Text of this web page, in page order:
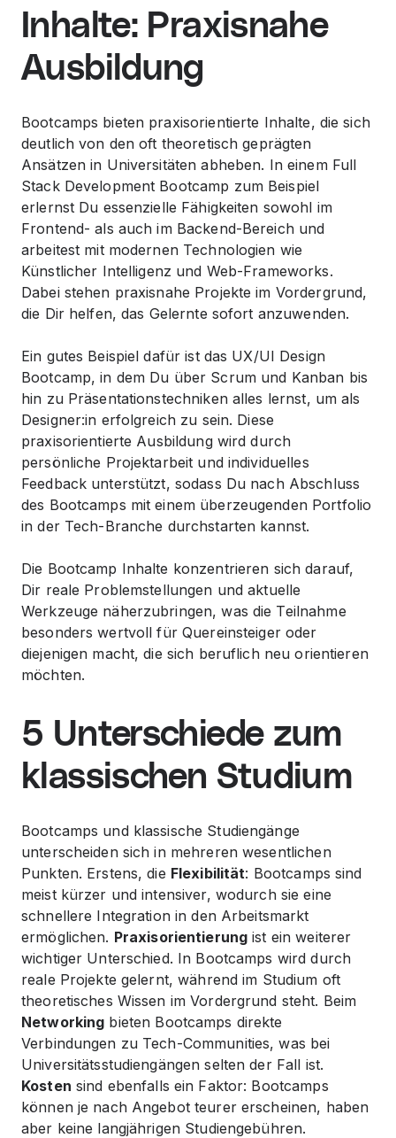
Inhalte: Praxisnahe
Ausbildung
Bootcamps bieten praxisorientierte Inhalte, die sich
deutlich von den oft theoretisch geprägten
Ansätzen in Universitäten abheben. In einem Full
Stack Development Bootcamp zum Beispiel
erlernst Du essenzielle Fähigkeiten sowohl im
Frontend- als auch im Backend-Bereich und
arbeitest mit modernen Technologien wie
Künstlicher Intelligenz und Web-Frameworks.
Dabei stehen praxisnahe Projekte im Vordergrund,
die Dir helfen, das Gelernte sofort anzuwenden.
Ein gutes Beispiel dafür ist das UX/UI Design
Bootcamp, in dem Du über Scrum und Kanban bis
hin zu Präsentationstechniken alles lernst, um als
Designer:in erfolgreich zu sein. Diese
praxisorientierte Ausbildung wird durch
persönliche Projektarbeit und individuelles
Feedback unterstützt, sodass Du nach Abschluss
des Bootcamps mit einem überzeugenden Portfolio
in der Tech-Branche durchstarten kannst.
Die Bootcamp Inhalte konzentrieren sich darauf,
Dir reale Problemstellungen und aktuelle
Werkzeuge näherzubringen, was die Teilnahme
besonders wertvoll für Quereinsteiger oder
diejenigen macht, die sich beruflich neu orientieren
möchten.
5 Unterschiede zum
klassischen Studium
Bootcamps und klassische Studiengänge
unterscheiden sich in mehreren wesentlichen
Punkten. Erstens, die Flexibilität: Bootcamps sind
meist kürzer und intensiver, wodurch sie eine
schnellere Integration in den Arbeitsmarkt
ermöglichen. Praxisorientierung ist ein weiterer
wichtiger Unterschied. In Bootcamps wird durch
reale Projekte gelernt, während im Studium oft
theoretisches Wissen im Vordergrund steht. Beim
Networking bieten Bootcamps direkte
Verbindungen zu Tech-Communities, was bei
Universitätsstudiengängen selten der Fall ist.
Kosten sind ebenfalls ein Faktor: Bootcamps
können je nach Angebot teurer erscheinen, haben
aber keine langjährigen Studiengebühren.